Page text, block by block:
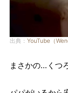
出典： YouTube（
まさかの…くつ